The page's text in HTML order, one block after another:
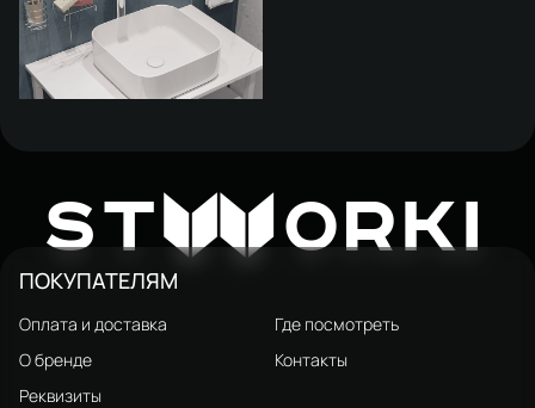
Эстерсунд S31410WH 39
глянцевая белая, квадратная
3 800 ₽
STW ORKI
ПОКУПАТЕЛЯМ
Оплата и доставка
Где посмотреть
О бренде
Контакты
Реквизиты